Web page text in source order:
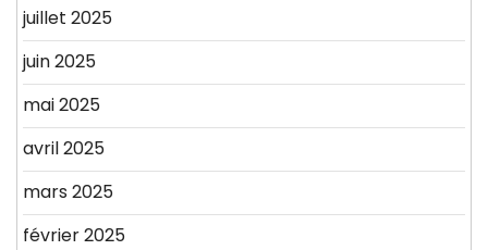
juillet 2025
juin 2025
mai 2025
avril 2025
mars 2025
février 2025